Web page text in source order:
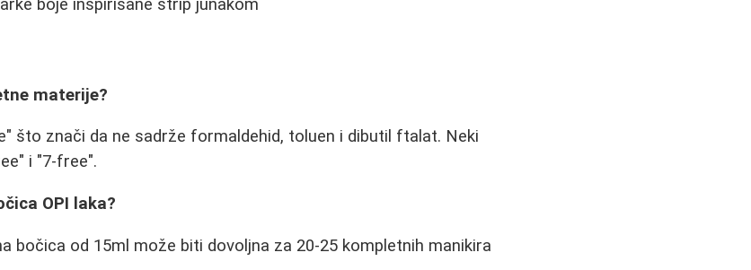
boje inspirisane strip junakom
materije?
što znači da ne sadrže formaldehid, toluen i dibutil ftalat. Neki
i "7-free".
OPI laka?
bočica od 15ml može biti dovoljna za 20-25 kompletnih manikira